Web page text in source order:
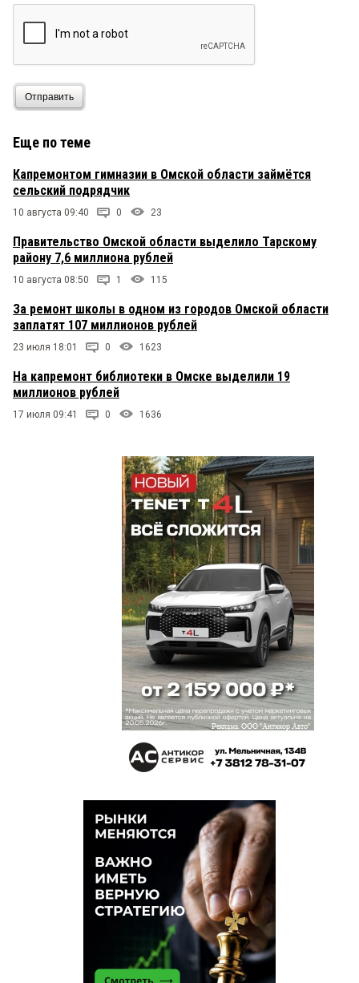
Отправить
Еще по теме
Капремонтом гимназии в Омской области займётся
сельский подрядчик
10 августа 09:40 0 23
Правительство Омской области выделило Тарскому
району 7,6 миллиона рублей
10 августа 08:50 1 115
За ремонт школы в одном из городов Омской области
заплатят 107 миллионов рублей
23 июля 18:01 0 1623
На капремонт библиотеки в Омске выделили 19
миллионов рублей
17 июля 09:41 0 1636